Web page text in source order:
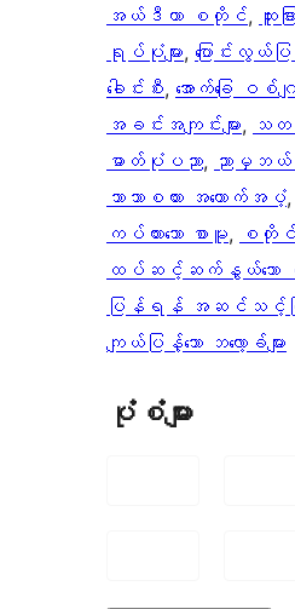
အယ်ဒီတာ စတိုင်, ထူးခ
ရုပ်ပုံများ, ပြောင်းလွယ်
ခေါင်းစီး, အောက်ခြေ ဝစ်ဂျ
အခင်းအကျင်းများ, သတ
ဓာတ်ပုံပညာ, ညာမှဘယ်
ဘာသာစကား အထောက်အပံ့,
ကပ်ထားသော စာမူ, စတိုင်
ထပ်ဆင့်ဆက်နွယ်သော မှ
ပြန်ရန် အဆင်သင့်
ကျယ်ပြန့်သော ဘလော့ခ်များ
ပုံစံများ